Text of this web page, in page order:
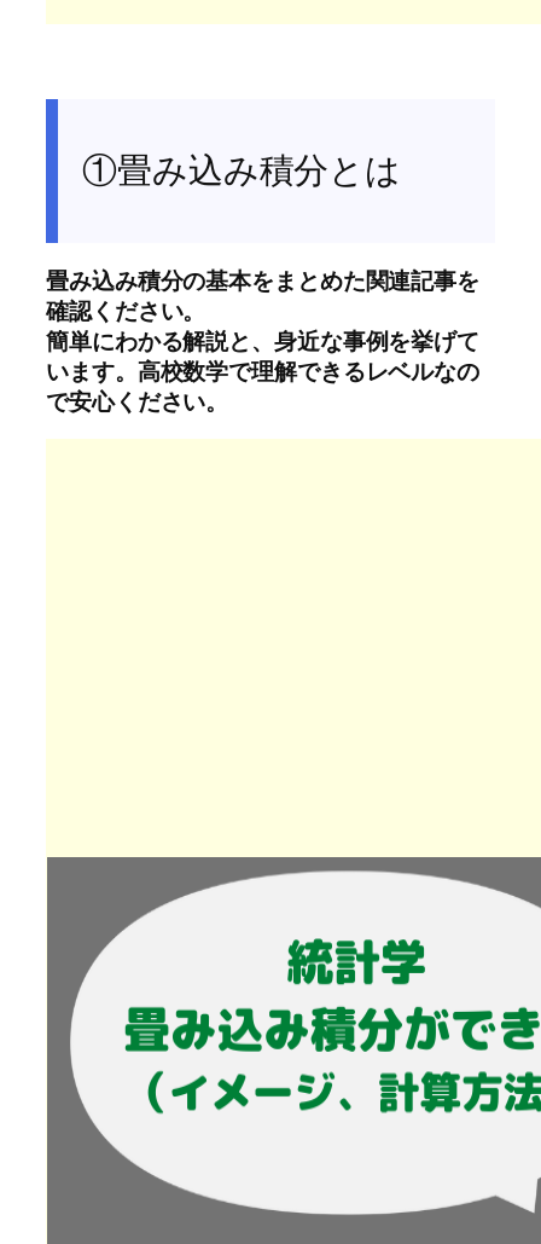
①畳み込み積分とは
畳み込み積分の基本をまとめた関連記事を
確認ください。
簡単にわかる解説と、身近な事例を挙げて
います。高校数学で理解できるレベルなの
で安心ください。